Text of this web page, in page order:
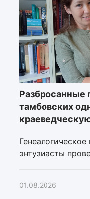
Разбросанные
тамбовских
энтузиасты
01.08.2026